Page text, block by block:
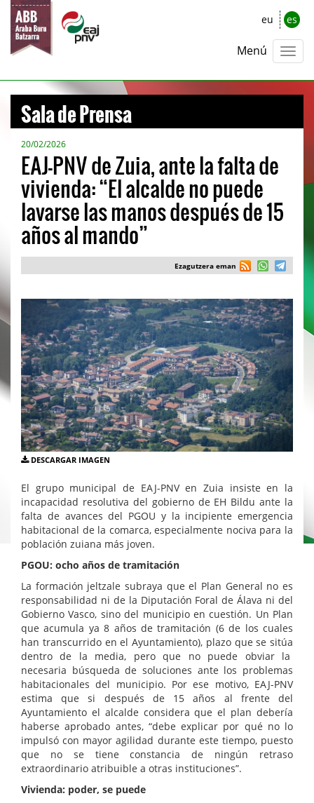
eu es
Menú
Sala de Prensa
20/02/2026
EAJ-PNV de Zuia, ante la falta de
vivienda: “El alcalde no puede
lavarse las manos después de 15
años al mando”
Ezagutzera eman
DESCARGAR IMAGEN
El grupo municipal de EAJ-PNV en Zuia insiste en la
incapacidad resolutiva del gobierno de EH Bildu ante la
falta de avances del PGOU y la incipiente emergencia
habitacional de la comarca, especialmente nociva para la
población zuiana más joven.
PGOU: ocho años de tramitación
La formación jeltzale subraya que el Plan General no es
responsabilidad ni de la Diputación Foral de Álava ni del
Gobierno Vasco, sino del municipio en cuestión. Un Plan
que acumula ya 8 años de tramitación (6 de los cuales
han transcurrido en el Ayuntamiento), plazo que se sitúa
dentro de la media, pero que no puede obviar la
necesaria búsqueda de soluciones ante los problemas
habitacionales del municipio. Por ese motivo, EAJ-PNV
estima que si después de 15 años al frente del
Ayuntamiento el alcalde considera que el plan debería
haberse aprobado antes, “debe explicar por qué no lo
impulsó con mayor agilidad durante este tiempo, puesto
que no se tiene constancia de ningún retraso
extraordinario atribuible a otras instituciones”.
Vivienda: poder, se puede